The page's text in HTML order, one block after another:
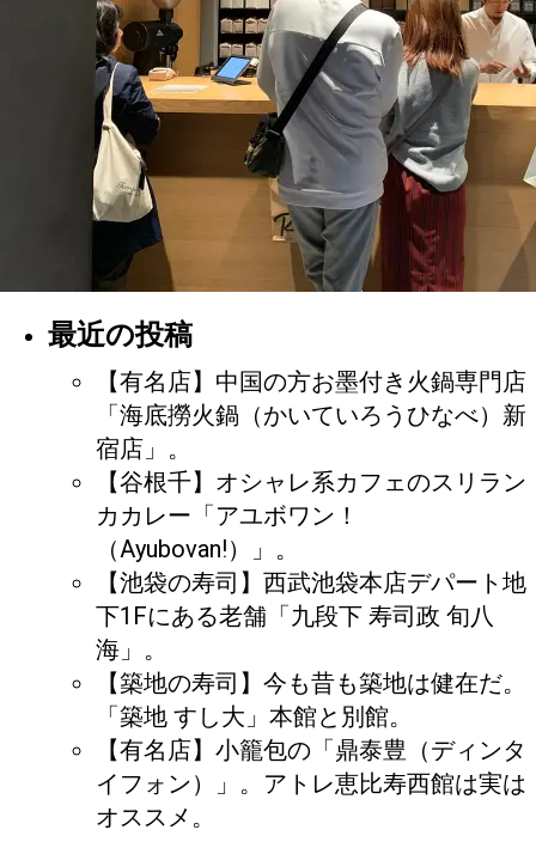
最近の投稿
【有名店】中国の方お墨付き火鍋専門店
「海底撈火鍋（かいていろうひなべ）新
宿店」。
【谷根千】オシャレ系カフェのスリラン
カカレー「アユボワン！
（Ayubovan!）」。
【池袋の寿司】西武池袋本店デパート地
下1Fにある老舗「九段下 寿司政 旬八
海」。
【築地の寿司】今も昔も築地は健在だ。
「築地 すし大」本館と別館。
【有名店】小籠包の「鼎泰豊（ディンタ
イフォン）」。アトレ恵比寿西館は実は
オススメ。